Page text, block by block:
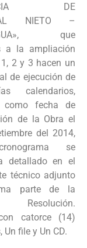
DE
NIETO –
que
a la ampliación
2 y 3 hacen un
de ejecución de
calendarios,
como fecha de
de la Obra el
del 2014,
se
detallado en el
técnico adjunto
parte de la
Resolución.
catorce (14)
Un file y Un CD.